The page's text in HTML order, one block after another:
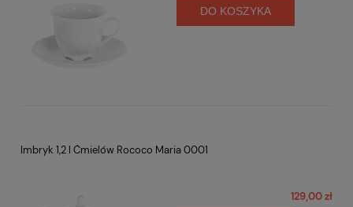
DO KOSZYKA
Imbryk 1,2 l Ćmielów Rococo Maria 0001
129,00 zł